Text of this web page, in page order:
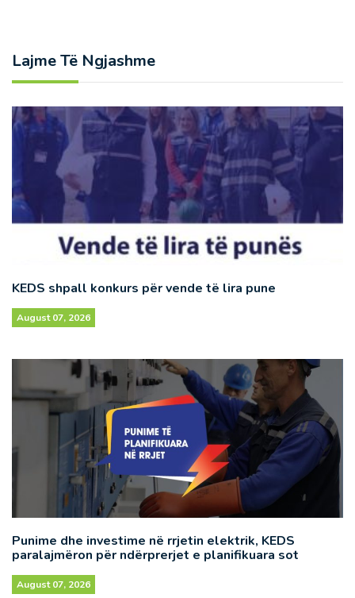
Lajme Të Ngjashme
KEDS shpall konkurs për vende të lira pune
August 07, 2026
Punime dhe investime në rrjetin elektrik, KEDS
paralajmëron për ndërprerjet e planifikuara sot
August 07, 2026